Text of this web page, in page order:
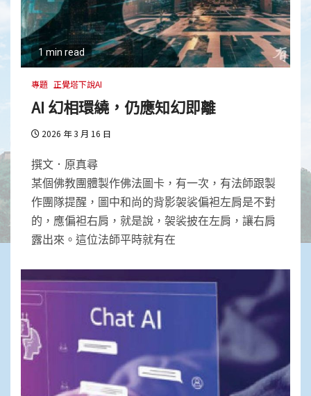
1 min read
專題 正覺塔下說AI
AI 幻相環繞，仍應知幻即離
2026 年 3 月 16 日
撰文．原真尋
某個佛教團體製作佛法圖卡，有一次，有法師跟製
作團隊提醒，圖中和尚的背影袈裟偏袒左肩是不對
的，應偏袒右肩，就是說，袈裟披在左肩，讓右肩
露出來。這位法師平時就有在